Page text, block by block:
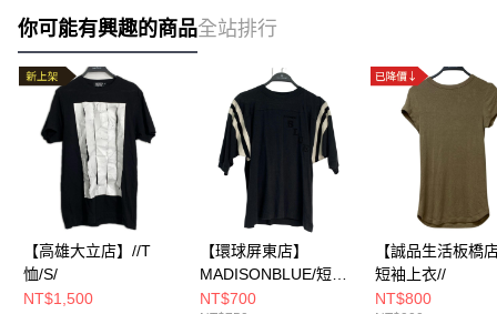
你可能有興趣的商品全站排行
【高雄大立店】//T
恤/S/
NT$1,500
【環球屏東店】
MADISONBLUE/短袖
上衣//
NT$700
【誠品生活板橋
短袖上衣//
NT$800